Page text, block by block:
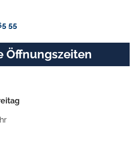
55
Öffnungszeiten